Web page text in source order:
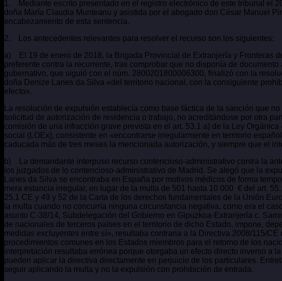
1. Mediante escrito presentado en el registro electrónico de este tribunal el
doña María Claudia Munteanu y asistida por el abogado don César Manuel
encabezamiento de esta sentencia.
2. Los antecedentes relevantes para resolver el recurso son los siguientes:
a) El 19 de enero de 2018, la Brigada Provincial de Extranjería y Fronteras
preferente contra la recurrente, tras comprobar que no disponía de
gubernativo, que siguió con el núm. 2800201800006300, finalizó con la
doña Denize Lanes da Silva «del territorio nacional, con la consiguiente
efecto».
La resolución de expulsión establecía como base fáctica de la sanción que
solicitud de autorización de residencia o trabajo, no acreditándose por otra
comisión de una infracción grave prevista en el art. 53.1 a) de la Ley
social (LOEx), consistente en «encontrarse irregularmente en territorio
caducada más de tres meses la mencionada autorización, y siempre que el
b) La demandante interpuso recurso contencioso-administrativo contra la
los juzgados de lo contencioso-administrativo de Madrid. Se alegó que la
Lanes da Silva se encontraba en España por motivos médicos de forma
mera estancia irregular, en lugar de la multa de 501 hasta 10 000 € del art.
25.1 CE y 49 y 52 de la Carta de los derechos fundamentales de la Unión
la multa cuando no concurría ninguna circunstancia negativa, como era el
asunto C-38/14, Subdelegación del Gobierno en Gipuzkoa-Extranjería c.
de nacionales de terceros países en el territorio de dicho Estado, impone,
medidas excluyentes entre sí», resultaba contraria a la Directiva 2008/115/
procedimientos comunes en los Estados miembros para el retorno de los
interpretación resultaba errónea porque otorgaba un efecto directo inverso a
pueden aplicar la directiva directamente en perjuicio de los particulares.
seguir aplicando la multa y no la expulsión con prohibición de entrada.